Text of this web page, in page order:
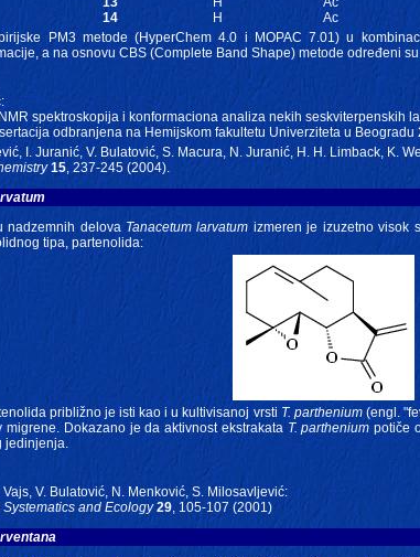
14
H Ac
PM3 metode (HyperChem 4.0 i MOPAC 7.01) u
a na osnovu CBS (Complete Band Shape) metode određeni
spektroskopija i konformaciona analiza nekih seskviterpenskih
odbranjena na Hemijskom fakultetu Univerziteta u Beogradu
I. Juranić, V. Bulatović, S. Macura, N. Juranić, H. H. Limback, K.
15, 237-245 (2004).
nadzemnih delova Tanacetum larvatumizmeren je izuzetno visok
tipa, partenolida:
približno je isti kao i u kultivisanoj vrsti T. parthenium(engl.
migrene. Dokazano je da aktivnost ekstrakata T. parthenium potiče
jedinjenja.
Vajs, V. Bulatović, N. Menković, S. Milosavljević:
and Ecology 29, 105-107 (2001)